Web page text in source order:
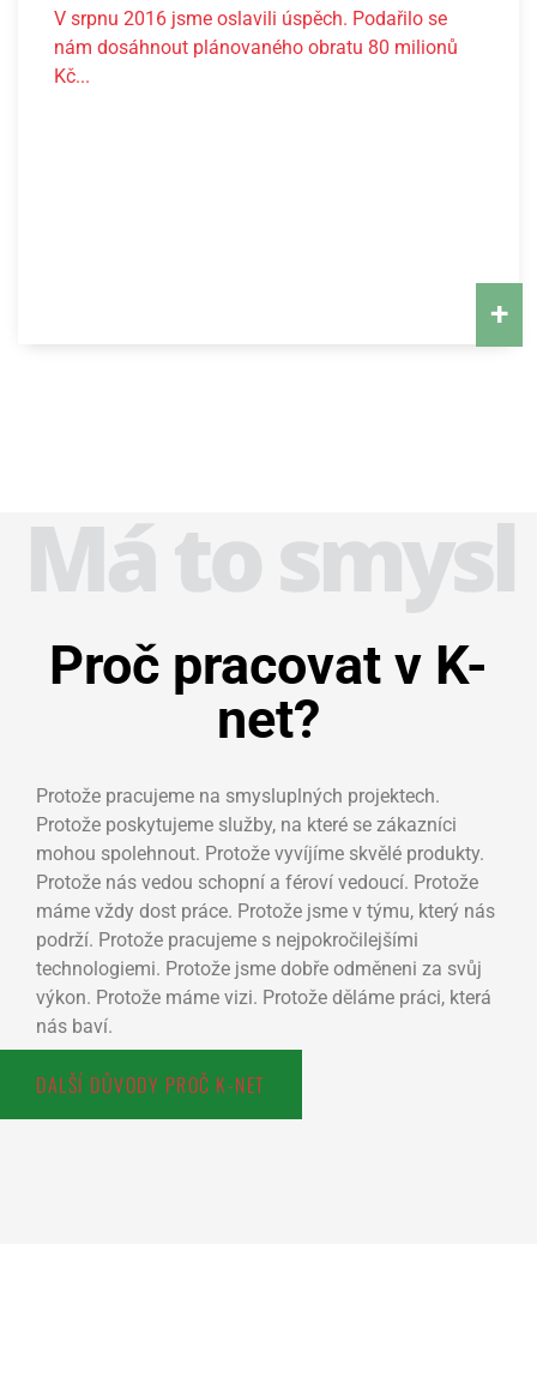
V srpnu 2016 jsme oslavili úspěch. Podařilo se
nám dosáhnout plánovaného obratu 80 milionů
Kč...
+
Má to smysl
Proč pracovat v K-
net?
Protože pracujeme na smysluplných projektech.
Protože poskytujeme služby, na které se zákazníci
mohou spolehnout. Protože vyvíjíme skvělé produkty.
Protože nás vedou schopní a féroví vedoucí. Protože
máme vždy dost práce. Protože jsme v týmu, který nás
podrží. Protože pracujeme s nejpokročilejšími
technologiemi. Protože jsme dobře odměneni za svůj
výkon. Protože máme vizi. Protože děláme práci, která
nás baví.
DALŠÍ DŮVODY PROČ K-NET